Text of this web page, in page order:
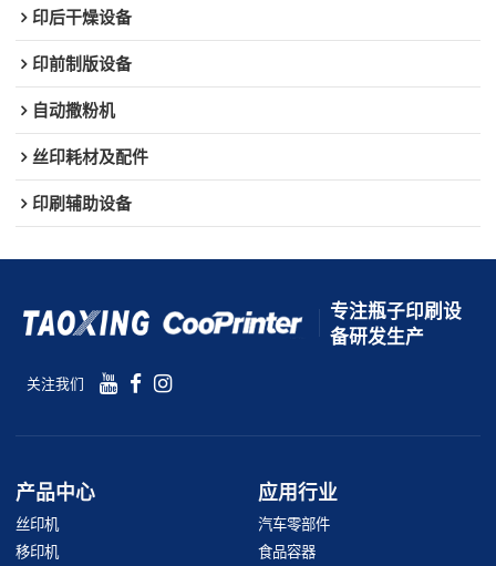
印后干燥设备
印前制版设备
自动撒粉机
丝印耗材及配件
印刷辅助设备
专注瓶子印刷设
备研发生产
关注我们
产品中心
丝印机
移印机
应用行业
汽车零部件
食品容器